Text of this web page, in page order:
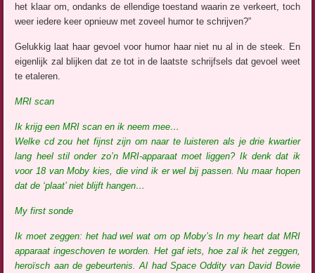
het klaar om, ondanks de ellendige toestand waarin ze verkeert, toch
weer iedere keer opnieuw met zoveel humor te schrijven?”
Gelukkig laat haar gevoel voor humor haar niet nu al in de steek. En
eigenlijk zal blijken dat ze tot in de laatste schrijfsels dat gevoel weet
te etaleren.
MRI scan
Ik krijg een MRI scan en ik neem mee…
Welke cd zou het fijnst zijn om naar te luisteren als je drie kwartier
lang heel stil onder zo’n MRI-apparaat moet liggen? Ik denk dat ik
voor 18 van Moby kies, die vind ik er wel bij passen. Nu maar hopen
dat de ‘plaat’ niet blijft hangen…
My first sonde
Ik moet zeggen: het had wel wat om op Moby’s In my heart dat MRI
apparaat ingeschoven te worden. Het gaf iets, hoe zal ik het zeggen,
heroïsch aan de gebeurtenis. Al had Space Oddity van David Bowie